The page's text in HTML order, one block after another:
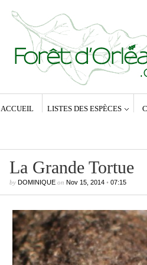
Commentaires récents
1761) – La Coquette
Anne-Lyse MESSAGERdans
pyrina (Linné, 1761) – La Coquette
DominiquedansZeuzera pyrina
1761) – La Coquette
ACCUEIL LISTES DES ESPÈCES
La Grande Tortue
by DOMINIQUEon Nov 15, 2014• 07:15